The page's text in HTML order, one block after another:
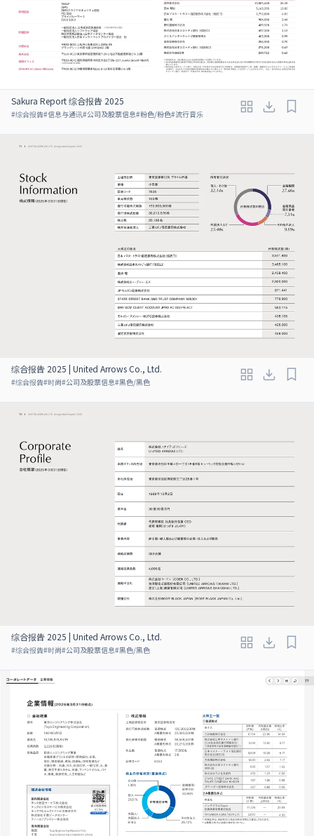
Sakura Report 综合报告 2025
#综合报告#信息与通讯#公司及股票信息#粉色/粉色#流行音乐
综合报告 2025 | United Arrows Co., Ltd.
#综合报告#时尚#公司及股票信息#黑色/黑色
综合报告 2025 | United Arrows Co., Ltd.
#综合报告#时尚#公司及股票信息#黑色/黑色